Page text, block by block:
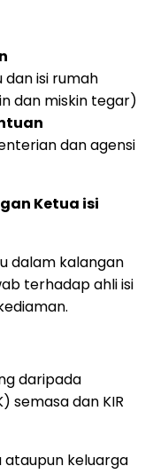
isi rumah
dan miskin tegar)
dan agensi
Ketua isi
dalam kalangan
terhadap ahli isi
daripada
semasa dan KIR
ataupun keluarga